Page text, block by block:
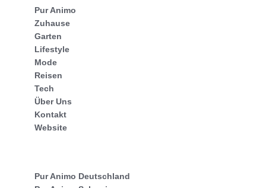
Pur Animo
Zuhause
Garten
Lifestyle
Mode
Reisen
Tech
Über Uns
Kontakt
Website
Pur Animo Deutschland